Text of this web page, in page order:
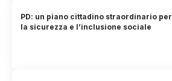
PD: un piano cittadino straordinario per
la sicurezza e l’inclusione sociale